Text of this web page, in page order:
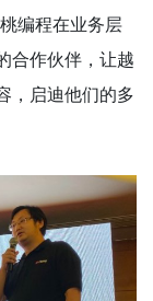
编程在业务层
合作伙伴，让越
，启迪他们的多